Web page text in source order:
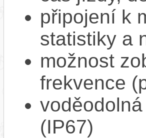
připojení k
statistiky a
možnost
frekvence
(IP67)